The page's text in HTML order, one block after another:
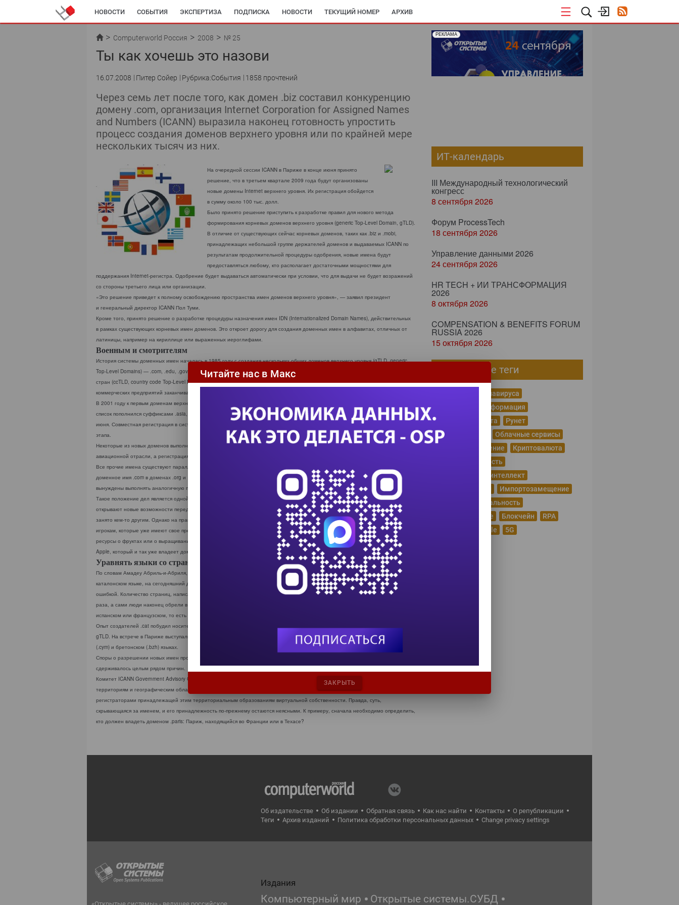
НОВОСТИ СОБЫТИЯ ЭКСПЕРТИЗА ПОДПИСКА НОВОСТИ ТЕКУЩИЙ НОМЕР АРХИВ
Computerworld Россия 2008 № 25
Ты как хочешь это назови
16.07.2008 Питер Сойер Рубрика:События 1858 прочтений
Через семь лет после того, как домен .biz составил конкуренцию
домену .com, организация Internet Corporation for Assigned Names
and Numbers (ICANN) выразила наконец готовность упростить
процесс создания доменов верхнего уровня или по крайней мере
нескольких тысяч из них.
На очередной сессии ICANN в Париже в конце июня принято
решение, что в третьем квартале 2009 года будут организованы
новые домены Internet верхнего уровня. Их регистрация обойдется
в сумму около 100 тыс. долл.
Было принято решение приступить к разработке правил для нового метода
формирования корневых доменов верхнего уровня (generic Top-Level Domain, gTLD).
В отличие от существующих сейчас корневых доменов, таких как .biz и .mobi,
принадлежащих небольшой группе держателей доменов и выдаваемых ICANN по
результатам продолжительной процедуры одобрения, новые имена будут
предоставляться любому, кто располагает достаточными мощностями для
поддержания Internet-регистра. Одобрение будет выдаваться автоматически при условии, что для выдачи не будет возражений
со стороны третьего лица или организации.
«Это решение приведет к полному освобождению пространства имен доменов верхнего уровня», — заявил президент
и генеральный директор ICANN Пол Туми.
Кроме того, принято решение о разработке процедуры назначения имен IDN (Internationalized Domain Names), действительных
в рамках существующих корневых имен доменов. Это откроет дорогу для создания доменных имен в алфавитах, отличных от
латиницы, например на кириллице или выраженных иероглифами.
Военным и смотрителям
История системы доменных имен началась в 1985 году с создания нескольких общих доменов верхнего уровня (gTLD, generic
Top-Level Domains) — .com, .edu, .gov, .mil, .net и .org, а также доменов верхнего уровня, состоящих из двухсимвольных кодов
стран (ccTLD, country code Top-Level Domains). Домены использовались для широкой классификации адресов Internet: адреса
коммерческих предприятий заканчивались на .com, военных организаций на .mil, французских ресурсов на .fr и т. д.
В 2001 году к первым доменам верхнего уровня добавились .aero, .biz, .coop, .info, .museum и .name, а несколько позже их
список пополнился суффиксами .asia, .jobs, .pro и .travel. Самый молодой общий домен верхнего уровня .tel был анонсирован 23
июня. Совместная регистрация в системе доменных имен и телефонной книги начнется 3 декабря и будет проводиться в три
этапа.
Некоторые из новых доменов выполняют вполне определенные функции, например, домен .aero доступен только компаниям
авиационной отрасли, а регистрация в домене .museum по вполне понятным причинам разрешается только музеям.
Все прочие имена существуют параллельно с доменом .com, а транснациональные корпорации, дублировавшие ранее свое
доменное имя .com в доменах .org и .net, а также в десятках доменов стран, защищая свои электронные торговые марки, теперь
вынуждены выполнять аналогичную процедуру регистрации еще и в доменах .info и .biz.
Такое положение дел является одной из причин критики, которой подвергаются планы ICANN. Казалось бы, .biz и .info
открывают новые возможности перед предприятиями, которые хотели бы зарегистрироваться в домене .com, но их имя уже
занято кем-то другим. Однако на практике мы видим, что это дает только повод лишний раз отметиться в новых доменах тем
игрокам, которые уже имеют свое представительство в Internet. К примеру, доменное имя apple.info дает ссылки вовсе не на
ресурсы о фруктах или о выращивании фруктов, а на дополнительные сайты, принадлежащие производителю компьютеров
Apple, который и так уже владеет доменами apple.com, apple.fr и многими другими аналогичными именами.
Уравнять языки со странами
По словам Амадеу Абриль-и-Абриля, одного из основателей домена .cat, специально созданного для людей, говорящих на
каталонском языке, на сегодняшний день в нем содержится всего 30 тыс. сайтов. Впрочем, по его мнению, это нельзя считать
ошибкой. Количество страниц, написанных на каталонском языке, с момента создания домена .cat выросло более чем в два
раза, а сами люди наконец обрели в Web свой дом. Ранее им чаще всего приходилось искать или создавать Web-страницы на
испанском или французском, то есть на языках тех стран, где проживает большинство каталонцев.
Опыт создателей .cat побудил носителей других языков, не имеющих собственных доменов ccTLD, также обратиться к доменам
gTLD. На встрече в Париже выступали люди, говорящие на галисийском (они претендуют на создание домена .gal), валлийском
(.cym) и бретонском (.bzh) языках.
Споры о разрешении новых имен продолжаются в ICANN уже около года, но до сих пор принятие окончательного решения
сдерживалось целым рядом причин.
Комитет ICANN Government Advisory Committee должен в деталях рассмотреть вопросы, связанные с предоставлением странам,
территориям и географическим областям возможности защищать свои имена и не допускать продажи коммерческими
регистраторами принадлежащей этим территориальным образованиям виртуальной собственности. Правда, суть,
скрывающаяся за именем, и его принадлежность по-прежнему остаются неясными. К примеру, сначала необходимо определить,
кто должен владеть доменом .paris: Париж, находящийся во Франции или в Техасе?
РЕКЛАМА
ИТ-календарь
III Международный технологический
конгресс
8 сентября 2026
Форум ProcessTech
18 сентября 2026
Управление данными 2026
24 сентября 2026
HR TECH + ИИ ТРАНСФОРМАЦИЯ
2026
8 октября 2026
COMPENSATION & BENEFITS FORUM
RUSSIA 2026
15 октября 2026
Популярные теги
Эпидемия коронавируса
Цифровая трансформация
Удаленная работа
Рунет
Робототехника
Облачные сервисы
Машинное обучение
Криптовалюта
Кибербезопасность
Искусственный интеллект
Импортозамещение
Виртуальная реальность
Большие данные
Блокчейн
RPA
Agile 5G
Об издательстве Об издании Обратная связь Как нас найти Контакты
О републикации
Теги
Архив изданий Политика обработки персональных данных Change privacy settings
Издания
Компьютерный мир Открытые системы.СУБД
Читайте нас в Макс
ЗАКРЫТЬ